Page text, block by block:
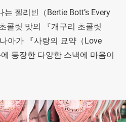
는 젤리빈（Bertie Bott’s Every
콜릿 맛의 『개구리 초콜릿
아가 『사랑의 묘약（Love
등장한 다양한 스낵에 마음이